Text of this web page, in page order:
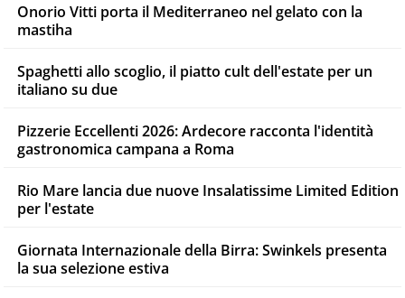
Onorio Vitti porta il Mediterraneo nel gelato con la
mastiha
Spaghetti allo scoglio, il piatto cult dell'estate per un
italiano su due
Pizzerie Eccellenti 2026: Ardecore racconta l'identità
gastronomica campana a Roma
Rio Mare lancia due nuove Insalatissime Limited Edition
per l'estate
Giornata Internazionale della Birra: Swinkels presenta
la sua selezione estiva